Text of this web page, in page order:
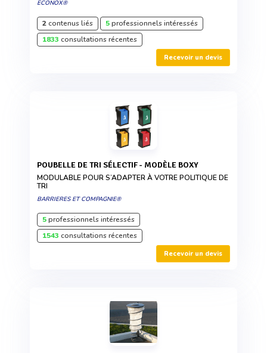
ECONOX®
2contenus liés 5professionnels intéressés
1833 consultations récentes
Recevoir un devis
POUBELLE DE TRI SÉLECTIF - MODÈLE BOXY
MODULABLE POUR S’ADAPTER À VOTRE POLITIQUE DE
TRI
BARRIERES ET COMPAGNIE®
5professionnels intéressés
1543 consultations récentes
Recevoir un devis